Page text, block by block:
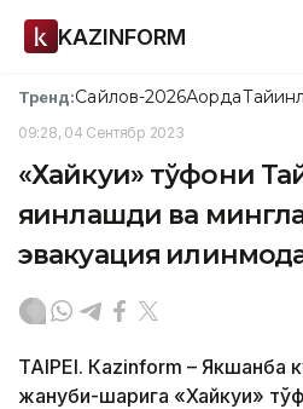
KAZINFORM
Тренд:Сайлов-2026Ақорда
09:28, 04 Сентябр 2023
«Хайкуи» тўфони
яқинлашди ва
эвакуация
ТАIPEI. Кazinform – Якшанба
жануби-шарқига «Хайкуи»